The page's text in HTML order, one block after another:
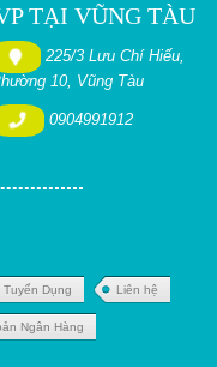
TẠI VŨNG TÀU
225/3 Lưu Chí Hiếu,
10, Vũng Tàu
0904991912
Tuyển Dụng Liên hệ
Ngân Hàng